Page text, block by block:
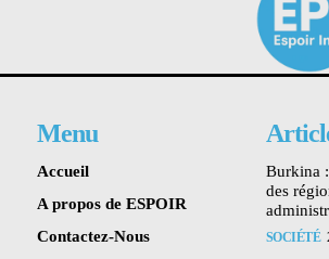
Menu
Accueil
A propos de ESPOIR
Contactez-Nous
Burkina
des
SOCIÉTÉ